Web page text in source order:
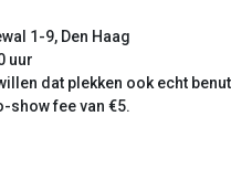
1-9, Den Haag
uur
dat plekken ook echt
show fee van €5.